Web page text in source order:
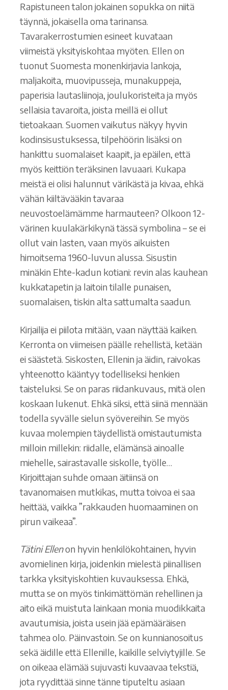
Rapistuneen talon jokainen sopukka on niitä
täynnä, jokaisella oma tarinansa.
Tavarakerrostumien esineet kuvataan
viimeistä yksityiskohtaa myöten. Ellen on
tuonut Suomesta monenkirjavia lankoja,
maljakoita, muovipusseja, munakuppeja,
paperisia lautasliinoja, joulukoristeita ja myös
sellaisia tavaroita, joista meillä ei ollut
tietoakaan. Suomen vaikutus näkyy hyvin
kodinsisustuksessa, tilpehöörin lisäksi on
hankittu suomalaiset kaapit, ja epäilen, että
myös keittiön teräksinen lavuaari. Kukapa
meistä ei olisi halunnut värikästä ja kivaa, ehkä
vähän kiiltävääkin tavaraa
neuvostoelämämme harmauteen? Olkoon 12-
värinen kuulakärkikynä tässä symbolina – se ei
ollut vain lasten, vaan myös aikuisten
himoitsema 1960-luvun alussa. Sisustin
minäkin Ehte-kadun kotiani: revin alas kauhean
kukkatapetin ja laitoin tilalle punaisen,
suomalaisen, tiskin alta sattumalta saadun.
Kirjailija ei piilota mitään, vaan näyttää kaiken.
Kerronta on viimeisen päälle rehellistä, ketään
ei säästetä. Siskosten, Ellenin ja äidin, raivokas
yhteenotto kääntyy todelliseksi henkien
taisteluksi. Se on paras riidankuvaus, mitä olen
koskaan lukenut. Ehkä siksi, että siinä mennään
todella syvälle sielun syövereihin. Se myös
kuvaa molempien täydellistä omistautumista
milloin millekin: riidalle, elämänsä ainoalle
miehelle, sairastavalle siskolle, työlle…
Kirjoittajan suhde omaan äitiinsä on
tavanomaisen mutkikas, mutta toivoa ei saa
heittää, vaikka ”rakkauden huomaaminen on
pirun vaikeaa”.
Tätini Ellenon hyvin henkilökohtainen, hyvin
avomielinen kirja, joidenkin mielestä piinallisen
tarkka yksityiskohtien kuvauksessa. Ehkä,
mutta se on myös tinkimättömän rehellinen ja
aito eikä muistuta lainkaan monia muodikkaita
avautumisia, joista usein jää epämääräisen
tahmea olo. Päinvastoin. Se on kunnianosoitus
sekä äidille että Ellenille, kaikille selviytyjille. Se
on oikeaa elämää sujuvasti kuvaavaa tekstiä,
jota ryydittää sinne tänne tiputeltu asiaan